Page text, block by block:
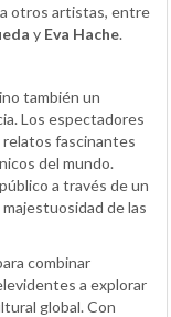
otros artistas, entre
y Eva Hache.
también un
Los espectadores
fascinantes
del mundo.
a través de un
de las
combinar
a explorar
global. Con